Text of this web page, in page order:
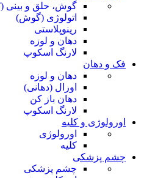
گوش، حلق و بینی (ENT)
اتولوژی (گوش)
رینوپلاستی
دهان و لوزه
لارنگ اسکوپ
فک و دهان
دهان و لوزه
اورال (دهانی)
دهان باز کن
لارنگ اسکوپ
اورولوژی و کلیه
اورولوژی
کلیه
چشم پزشکی
چشم پزشکی